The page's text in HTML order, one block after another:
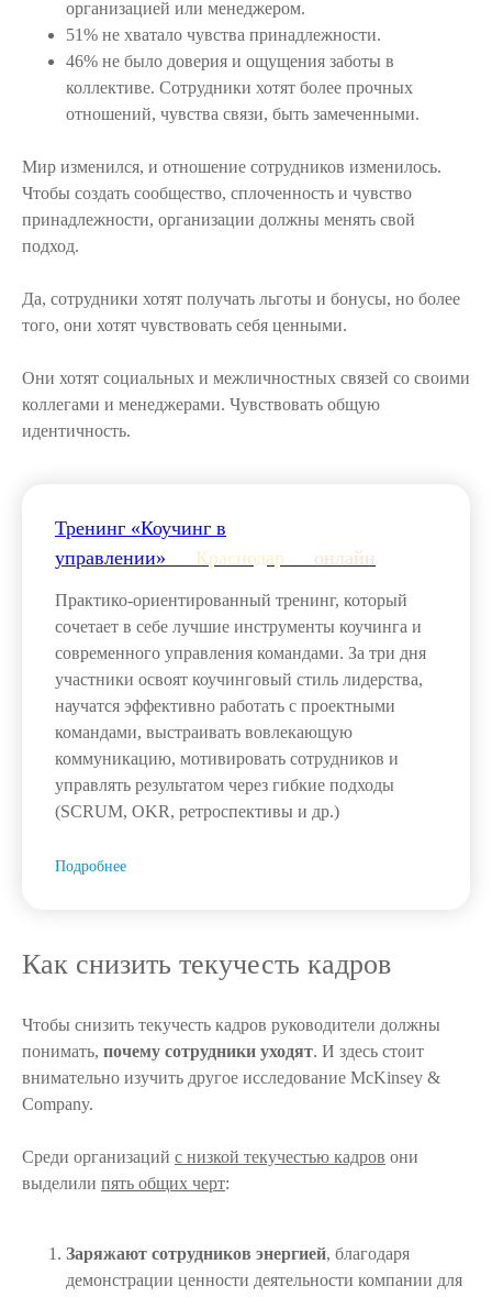
организацией или менеджером.
51% не хватало чувства принадлежности.
46% не было доверия и ощущения заботы в
коллективе. Сотрудники хотят более прочных
отношений, чувства связи, быть замеченными.
Мир изменился, и отношение сотрудников изменилось.
Чтобы создать сообщество, сплоченность и чувство
принадлежности, организации должны менять свой
подход.
Да, сотрудники хотят получать льготы и бонусы, но более
того, они хотят чувствовать себя ценными.
Они хотят социальных и межличностных связей со своими
коллегами и менеджерами. Чувствовать общую
идентичность.
Тренинг «Коучинг в
управлении»___ Краснодар онлайн
Практико-ориентированный тренинг, который
сочетает в себе лучшие инструменты коучинга и
современного управления командами. За три дня
участники освоят коучинговый стиль лидерства,
научатся эффективно работать с проектными
командами, выстраивать вовлекающую
коммуникацию, мотивировать сотрудников и
управлять результатом через гибкие подходы
(SCRUM, OKR, ретроспективы и др.)
Подробнее
Как снизить текучесть кадров
Чтобы снизить текучесть кадров руководители должны
понимать, почему сотрудники уходят. И здесь стоит
внимательно изучить другое исследование McKinsey &
Company.
Среди организаций с низкой текучестью кадров они
выделили пять общих черт:
Заряжают сотрудников энергией, благодаря
демонстрации ценности деятельности компании для